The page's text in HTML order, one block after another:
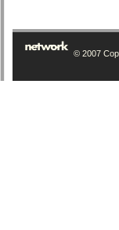
© 2007